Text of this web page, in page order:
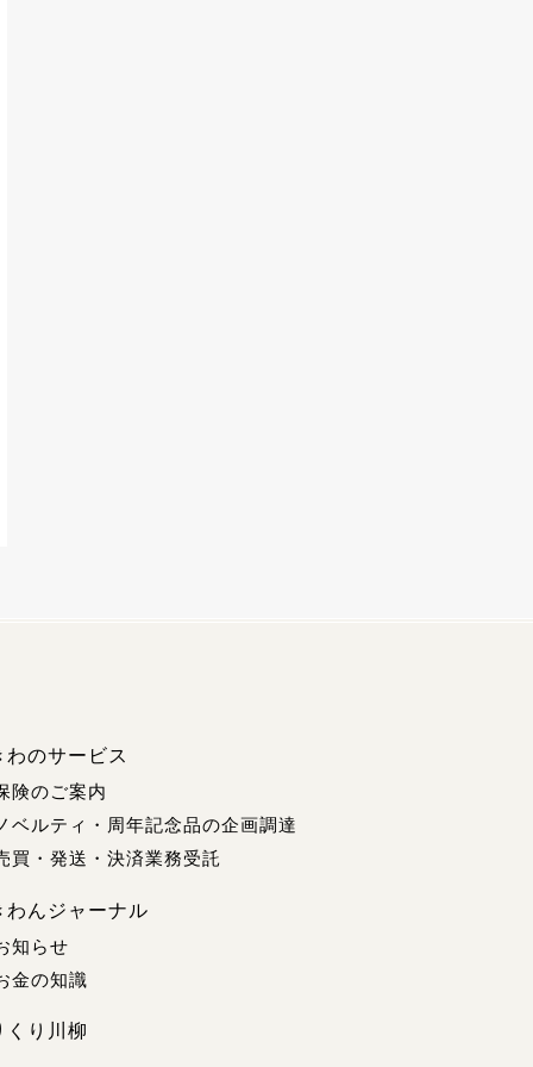
わのサービス
険のご案内
ベルティ・周年記念品の企画調達
買・発送・決済業務受託
わんジャーナル
知らせ
金の知識
くり川柳